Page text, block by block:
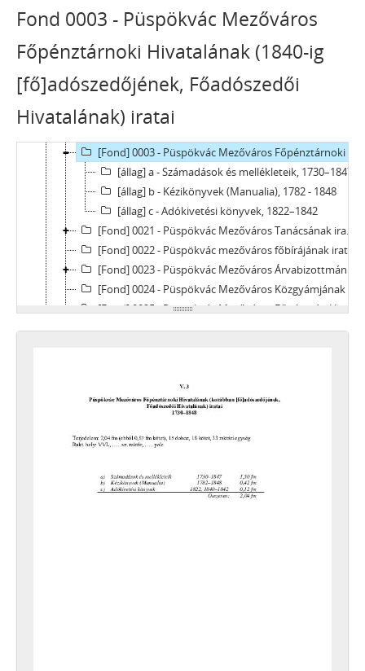
Fond 0003 - Püspökvác Mezőváros
Főpénztárnoki Hivatalának (1840-ig
[fő]adószedőjének, Főadószedői
Hivatalának) iratai
[Levéltár] Vác Város Levéltára, 1612 - 2016
[fondfőcsoport] V - MEZŐVÁROSOK, RENDEZETT TANÁCSÚ VÁROSOK, KÖZSÉGEK, 1612–1952
[Fond] 0001 - Püspökvác Mezőváros Tanácsának iratai, 1612–1905
[Fond] 0003 - Püspökvác Mezőváros Főpénztárnoki Hivatalának (1840-ig [fő]adószedőjének, Főadószedői Hivatalának) iratai, 1730–1848
[állag] a - Számadások és mellékleteik, 1730–1847
[állag] b - Kézikönyvek (Manualia), 1782 - 1848
[állag] c - Adókivetési könyvek, 1822–1842
[Fond] 0021 - Püspökvác Mezőváros Tanácsának iratai, 1848–1859
[Fond] 0022 - Püspökvác mezőváros főbírájának iratai, 1849–1850
[Fond] 0023 - Püspökvác Mezőváros Árvabizottmányának iratai, 1811–1878
[Fond] 0024 - Püspökvác Mezőváros Közgyámjának iratai, (1831) 1850–1857
[Fond] 0025 - Püspökvác Mezőváros Főpénztári Hivatalának iratai, 1839–1864
[Fond] 0026 - Püspökvác Mezőváros Adószedői Hivatalának iratai, 1852
[Fond] 0041 - Káptalanvác Mezőváros Tanácsának iratai, 1723–1851
[Fond] 0042 - Káptalanvác mezőváros közgyámjának iratai, 1775–1837
[Fond] 0051 - Káptalanvác Mezőváros Tanácsának iratai, 1828–1859
[Fond] 0053 - Káptalanvác Mezőváros Házipénztári Hivatalának iratai, 1853–1855
[Fond] 0054 - Káptalanvác Mezőváros Adószedői Hivatalának iratai, 1850–1851